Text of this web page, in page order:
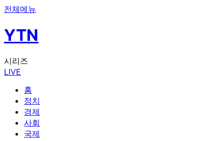
전체메뉴
YTN
시리즈
LIVE
홈
정치
경제
사회
국제